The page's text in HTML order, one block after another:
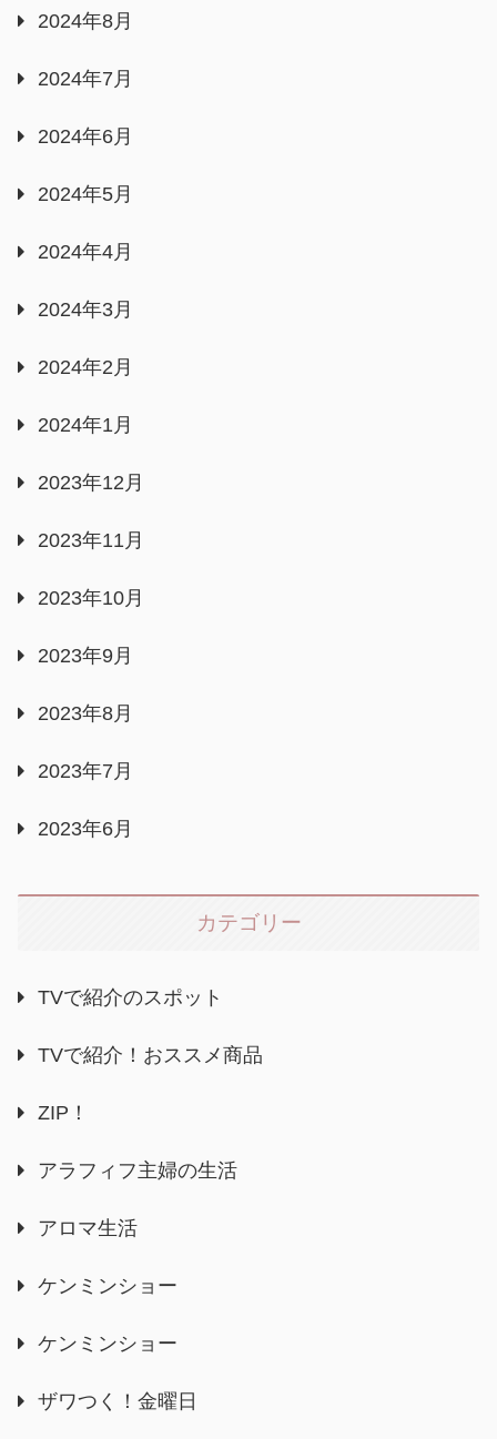
2024年8月
2024年7月
2024年6月
2024年5月
2024年4月
2024年3月
2024年2月
2024年1月
2023年12月
2023年11月
2023年10月
2023年9月
2023年8月
2023年7月
2023年6月
カテゴリー
TVで紹介のスポット
TVで紹介！おススメ商品
ZIP！
アラフィフ主婦の生活
アロマ生活
ケンミンショー
ケンミンショー
ザワつく！金曜日